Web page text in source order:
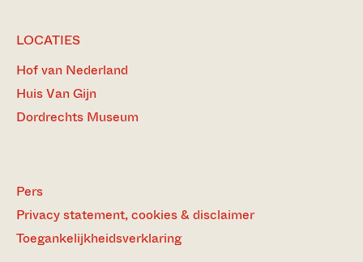
LOCATIES
Hof van Nederland
Huis Van Gijn
Dordrechts Museum
Pers
Privacy statement, cookies & disclaimer
Toegankelijkheidsverklaring